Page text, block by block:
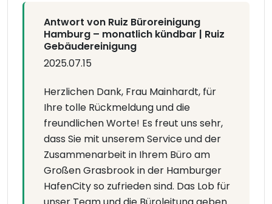
Antwort von Ruiz Büroreinigung
Hamburg – monatlich kündbar | Ruiz
Gebäudereinigung
2025.07.15
Herzlichen Dank, Frau Mainhardt, für
Ihre tolle Rückmeldung und die
freundlichen Worte! Es freut uns sehr,
dass Sie mit unserem Service und der
Zusammenarbeit in Ihrem Büro am
Großen Grasbrook in der Hamburger
HafenCity so zufrieden sind. Das Lob für